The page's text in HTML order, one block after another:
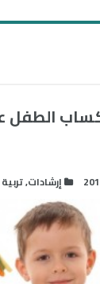
الطفل
إرشادات,تربية